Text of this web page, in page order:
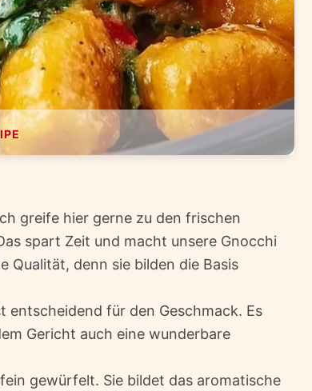
greife hier gerne zu den frischen
spart Zeit und macht unsere Gnocchi
Qualität, denn sie bilden die Basis
entscheidend für den Geschmack. Es
Gericht auch eine wunderbare
gewürfelt. Sie bildet das aromatische